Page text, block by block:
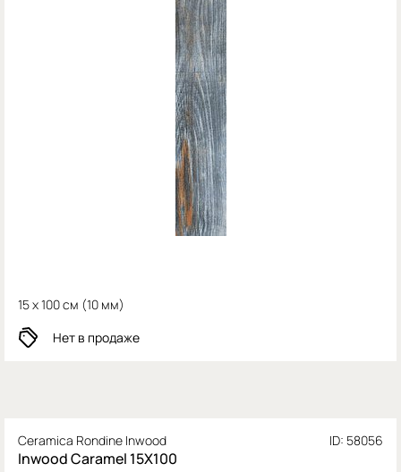
15 x 100 см (10 мм)
Нет в продаже
Ceramica Rondine Inwood ID: 58056
Inwood Caramel 15X100